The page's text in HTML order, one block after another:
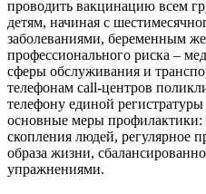
проводить вакцинацию всем
детям, начиная с
заболеваниями, беременным
профессионального риска –
сферы обслуживания и
телефонам call-центров
телефону единой
основные меры профилактики:
скопления людей, регулярное
образа жизни,
упражнениями.